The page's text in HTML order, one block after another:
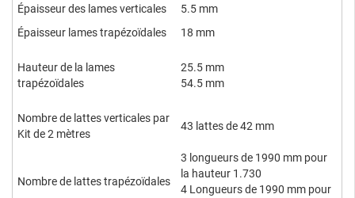
Épaisseur des lames verticales
5.5 mm
Épaisseur lames trapézoïdales
18 mm
Hauteur de la lames
trapézoïdales
25.5 mm
54.5 mm
Nombre de lattes verticales par
Kit de 2 mètres
43 lattes de 42 mm
Nombre de lattes trapézoïdales
3 longueurs de 1990 mm pour
la hauteur 1.730
4 Longueurs de 1990 mm pour